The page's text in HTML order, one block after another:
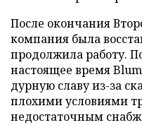
После окончания
компания была
продолжила работу.
настоящее время
дурную славу из-за
плохими условиями
недостаточным